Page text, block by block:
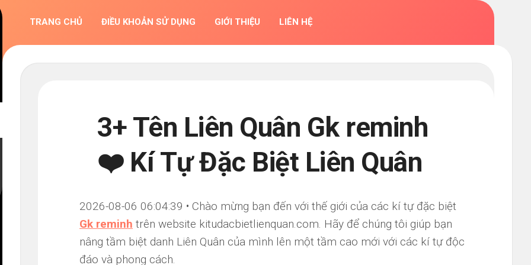
TRANG CHỦ ĐIỀU KHOẢN SỬ DỤNG GIỚI THIỆU LIÊN HỆ
3+ Tên Liên Quân Gk reminh
❤️ Kí Tự Đặc Biệt Liên Quân
2026-08-06 06:04:39 • Chào mừng bạn đến với thế giới của các kí tự đặc biệt
Gk reminh trên website kitudacbietlienquan.com. Hãy để chúng tôi giúp bạn
nâng tầm biệt danh Liên Quân của mình lên một tầm cao mới với các kí tự độc
đáo và phong cách.